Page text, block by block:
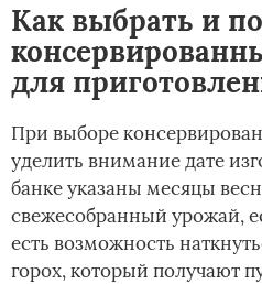
Как выбрать и
для
При выборе
уделить внимание дате
банке указаны месяцы
свежесобранный урожай,
есть возможность
горох, который получают